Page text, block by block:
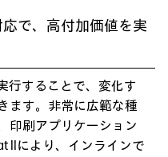
で、高付加価値を実
行することで、変化す
ます。非常に広範な種
印刷アプリケーション
IIにより、インラインで